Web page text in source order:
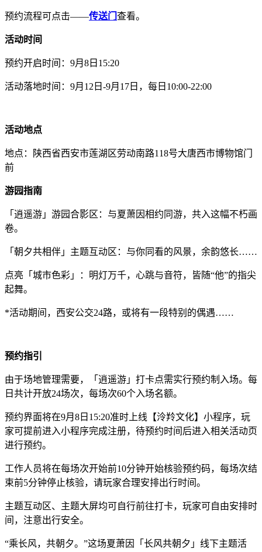
预约流程可点击——传送门 查看。
活动时间
预约开启时间：9月8日15:20
活动落地时间：9月12日-9月17日，每日10:00-22:00
活动地点
地点：陕西省西安市莲湖区劳动南路118号大唐西市博物馆门
前
游园指南
「逍遥游」游园合影区：与夏萧因相约同游，共入这幅不朽画
卷。
「朝夕共相伴」主题互动区：与你同看的风景，余韵悠长……
点亮「城市色彩」：明灯万千，心跳与音符，皆随“他”的指尖
起舞。
*活动期间，西安公交24路，或将有一段特别的偶遇……
预约指引
由于场地管理需要，「逍遥游」打卡点需实行预约制入场。每
日共计开放24场次，每场次60个入场名额。
预约界面将在9月8日15:20准时上线【泠羚文化】小程序，玩
家可提前进入小程序完成注册，待预约时间后进入相关活动页
进行预约。
工作人员将在每场次开始前10分钟开始核验预约码，每场次结
束前5分钟停止核验，请玩家合理安排出行时间。
主题互动区、主题大屏均可自行前往打卡，玩家可自由安排时
间，注意出行安全。
“乘长风，共朝夕。”这场夏萧因「长风共朝夕」线下主题活